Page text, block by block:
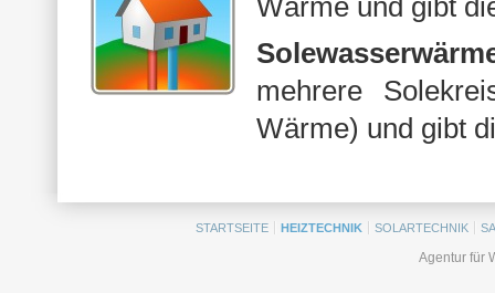
Wärme und gibt
mehrere
Wärme) und gibt
STARTSEITE HEIZTECHNIK SOLARTECHNIK
Agentur für